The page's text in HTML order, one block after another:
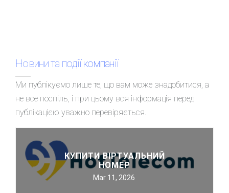
Новини та події компанії
Ми публікуємо лише те, що вам може знадобитися, а
не все поспіль, і при цьому вся інформація перед
публікацією уважно перевіряється.
КУПИТИ ВІРТУАЛЬНИЙ
НОМЕР
Mar 11, 2026